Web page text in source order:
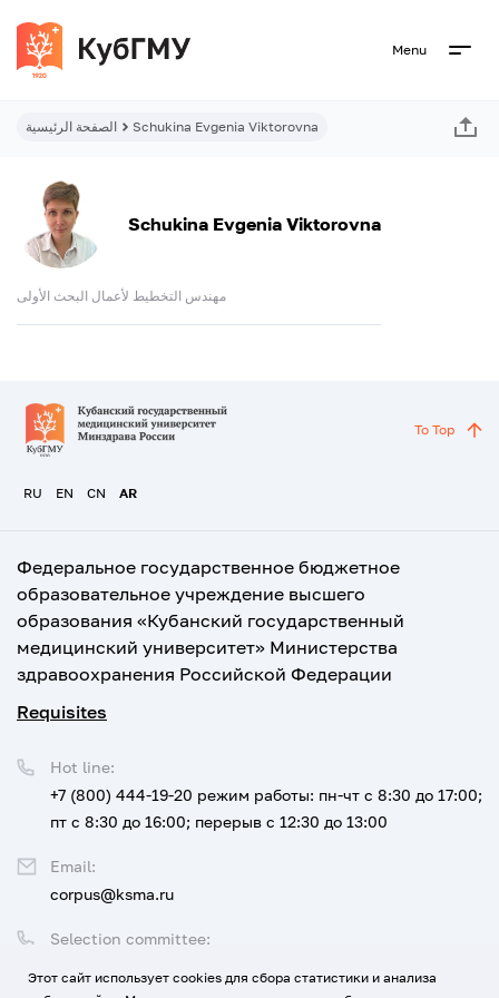
Menu
الصفحة الرئيسية Schukina Evgenia Viktorovna
Schukina Evgenia Viktorovna
مهندس التخطيط لأعمال البحث الأولى
RU EN CN AR
To Top
Федеральное государственное бюджетное
образовательное учреждение высшего
образования «Кубанский государственный
медицинский университет» Министерства
здравоохранения Российской Федерации
Requisites
Selection committee:
Hot line:
+7 (800) 444-19-20 режим работы: пн-чт с 8:30 до 17:00;
пт с 8:30 до 16:00; перерыв с 12:30 до 13:00
Email:
corpus@ksma.ru
Этот сайт использует cookies для сбора статистики и анализа